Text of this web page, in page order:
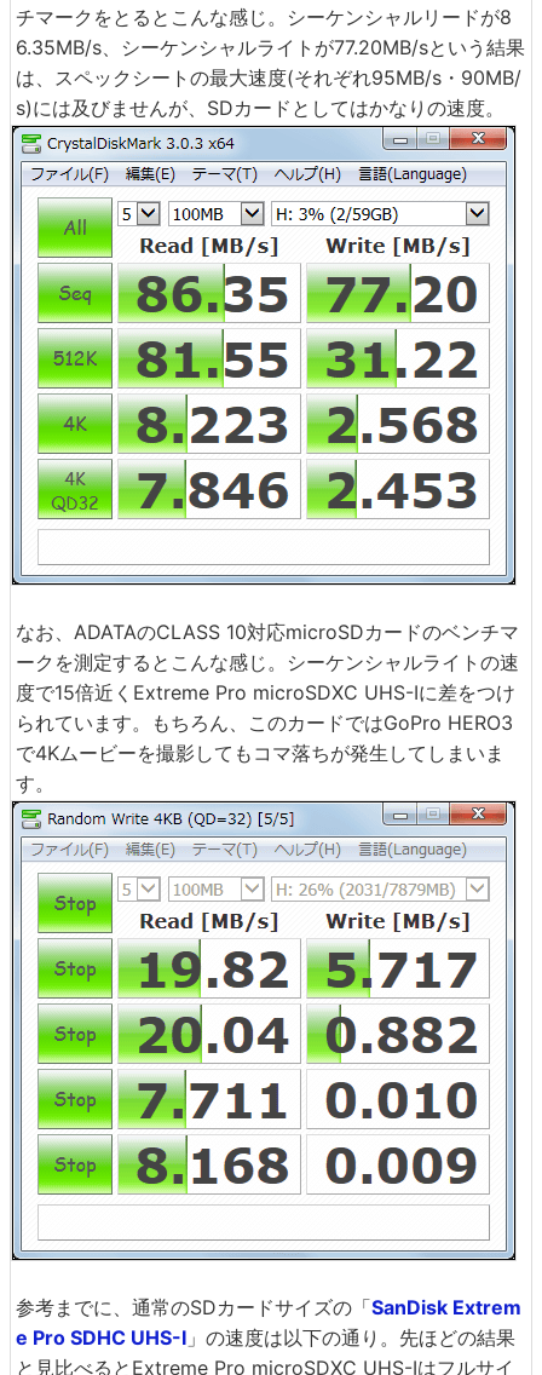
チマークをとるとこんな感じ。シーケンシャルリードが8
6.35MB/s、シーケンシャルライトが77.20MB/sという結果
は、スペックシートの最大速度(それぞれ95MB/s・90MB/
s)には及びませんが、SDカードとしてはかなりの速度。
なお、ADATAのCLASS 10対応microSDカードのベンチマ
ークを測定するとこんな感じ。シーケンシャルライトの速
度で15倍近くExtreme Pro microSDXC UHS-Iに差をつけ
られています。もちろん、このカードではGoPro HERO3
で4Kムービーを撮影してもコマ落ちが発生してしまいま
す。
参考までに、通常のSDカードサイズの「SanDisk Extrem
e Pro SDHC UHS-I 」の速度は以下の通り。先ほどの結果
と見比べるとExtreme Pro microSDXC UHS-Iはフルサイ